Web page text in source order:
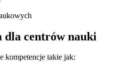
dla centrów nauki
kompetencje takie jak: